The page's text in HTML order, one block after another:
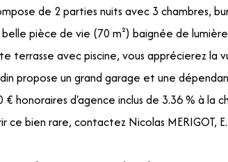
de 2 parties nuits avec 3 chambres,
pièce de vie (70 m²) baignée de
terrasse avec piscine, vous apprécierez la
propose un grand garage et une
€ honoraires d'agence inclus de 3.36 % à
ce bien rare, contactez Nicolas MERIGOT,